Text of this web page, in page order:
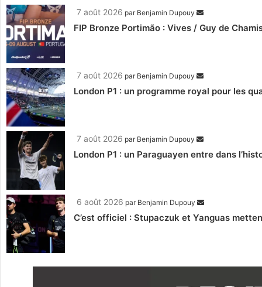
7 août 2026 par Benjamin Dupouy
FIP Bronze Portimão : Vives / Guy de
7 août 2026 par Benjamin Dupouy
London P1 : un programme royal pour les
7 août 2026 par Benjamin Dupouy
London P1 : un Paraguayen entre dans
6 août 2026 par Benjamin Dupouy
C’est officiel : Stupaczuk et Yanguas